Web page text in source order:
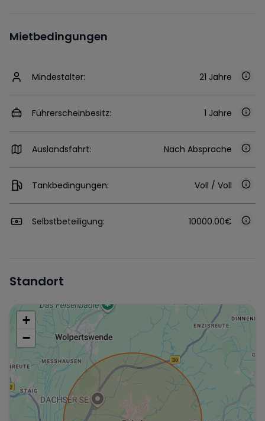
Mietbedingungen
Mindestalter: 21 Jahre
Führerscheinbesitz: 1 Jahre
Auslandsfahrt: Nach Absprache
Tankbedingungen: Voll / Voll
Selbstbeteiligung: 10000.00€
Standort
+
−